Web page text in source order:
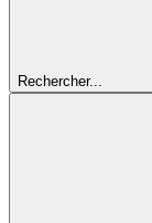
Rechercher...